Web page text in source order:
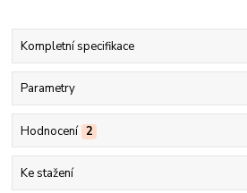
Kompletní specifikace
Parametry
Hodnocení 2
Ke stažení